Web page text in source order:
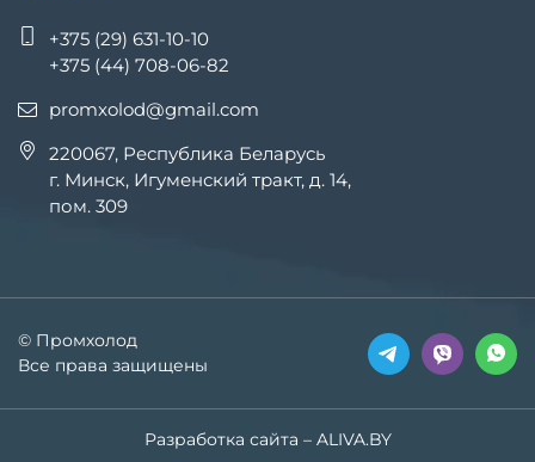
+375 (29) 631-10-10
+375 (44) 708-06-82
promxolod@gmail.com
220067, Республика Беларусь
г. Минск, Игуменский тракт, д. 14,
пом. 309
© Промхолод
Все права защищены
Разработка сайта – ALIVA.BY